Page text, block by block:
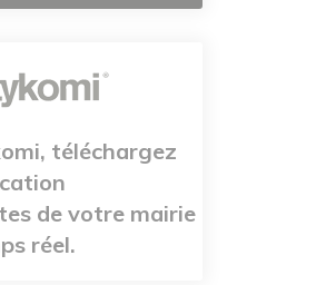
téléchargez
de votre mairie
réel.